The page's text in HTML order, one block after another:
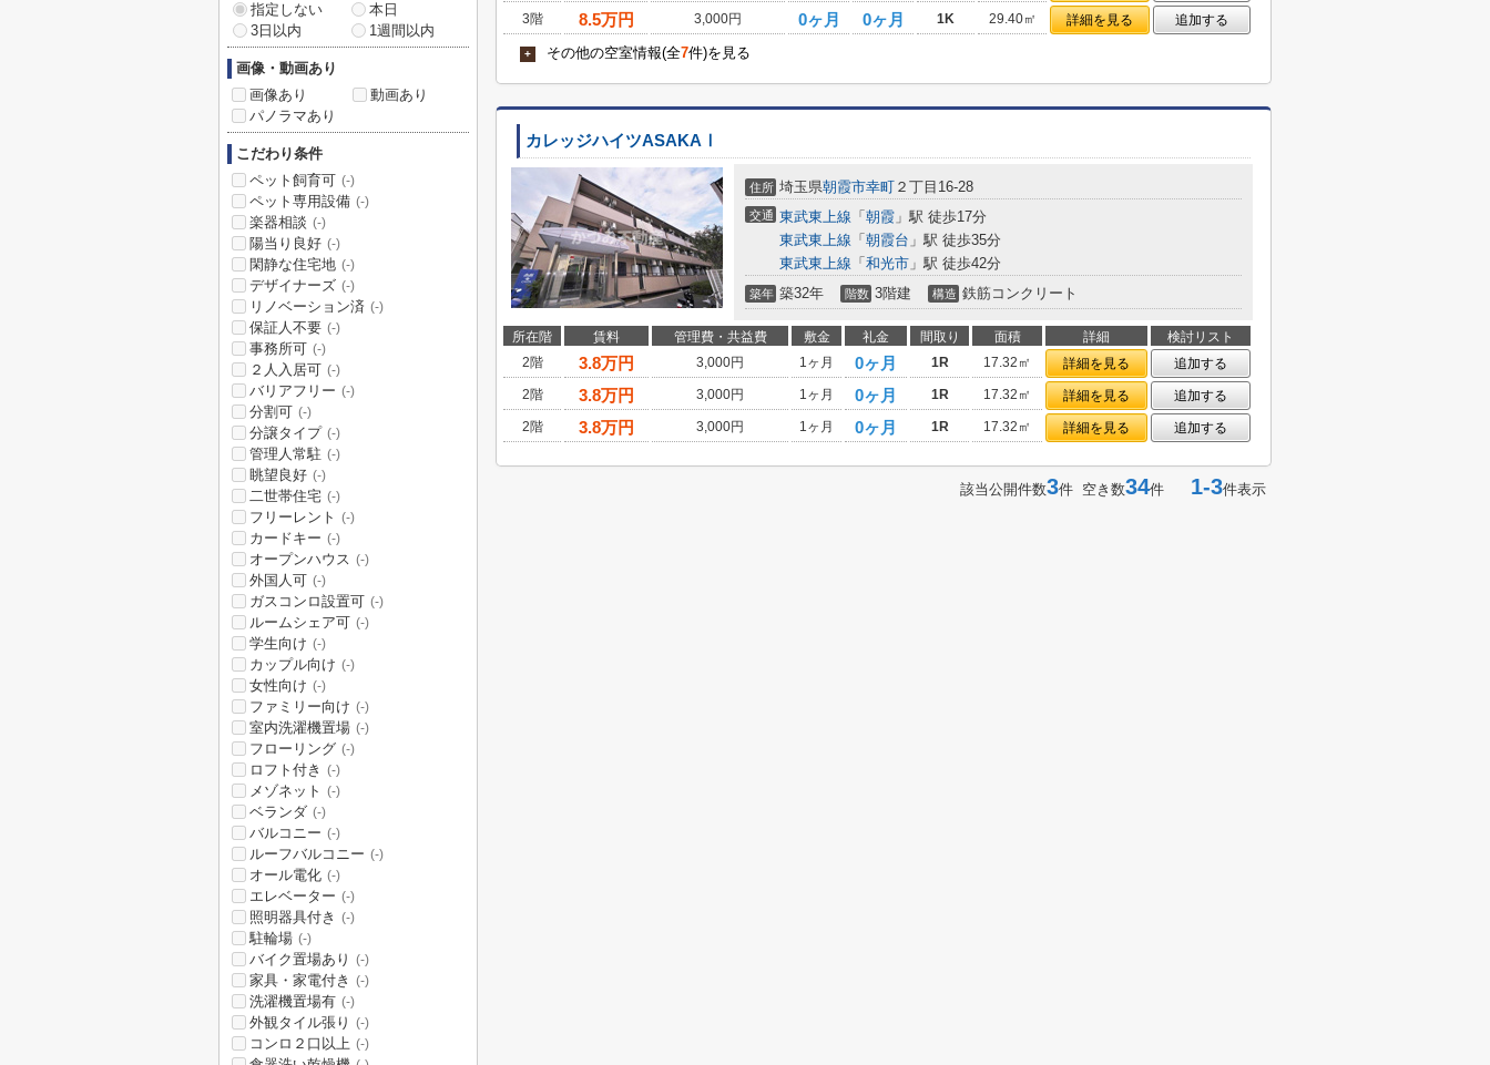
3階
8.5万円 3,000円 0ヶ月 0ヶ月 1K 29.40㎡ 詳細を見る 追加する
+ その他の空室情報(全7件)を見る
カレッジハイツASAKAⅠ
住所 埼玉県朝霞市幸町 ２丁目16-28
交通 東武東上線 「 朝霞 」駅 徒歩17分
東武東上線 「 朝霞台 」駅 徒歩35分
東武東上線 「 和光市 」駅 徒歩42分
築年 築32年 階数 3階建 構造 鉄筋コンクリート
所在階 賃料 管理費・共益費 敷金 礼金 間取り 面積 詳細
検討リスト
2階
3.8万円 3,000円 1ヶ月 0ヶ月 1R 17.32㎡ 詳細を見る
追加する
2階
3.8万円 3,000円 1ヶ月 0ヶ月 1R 17.32㎡ 詳細を見る
追加する
2階
3.8万円 3,000円 1ヶ月 0ヶ月 1R 17.32㎡ 詳細を見る 追加する
該当公開件数3件 空き数34件 1-3件表示
指定しない
本日
3日以内
1週間以内
画像・動画あり
画像あり
動画あり
パノラマあり
こだわり条件
ペット飼育可 (-)
ペット専用設備 (-)
楽器相談 (-)
陽当り良好 (-)
閑静な住宅地 (-)
デザイナーズ (-)
リノベーション済 (-)
保証人不要 (-)
事務所可 (-)
２人入居可 (-)
バリアフリー (-)
分割可 (-)
分譲タイプ (-)
管理人常駐 (-)
眺望良好 (-)
二世帯住宅 (-)
フリーレント (-)
カードキー (-)
オープンハウス (-)
外国人可 (-)
ガスコンロ設置可 (-)
ルームシェア可 (-)
学生向け (-)
カップル向け (-)
女性向け (-)
ファミリー向け (-)
室内洗濯機置場 (-)
フローリング (-)
ロフト付き (-)
メゾネット (-)
ベランダ (-)
バルコニー (-)
ルーフバルコニー (-)
オール電化 (-)
エレベーター (-)
照明器具付き (-)
駐輪場 (-)
バイク置場あり (-)
家具・家電付き (-)
洗濯機置場有 (-)
外観タイル張り (-)
コンロ２口以上 (-)